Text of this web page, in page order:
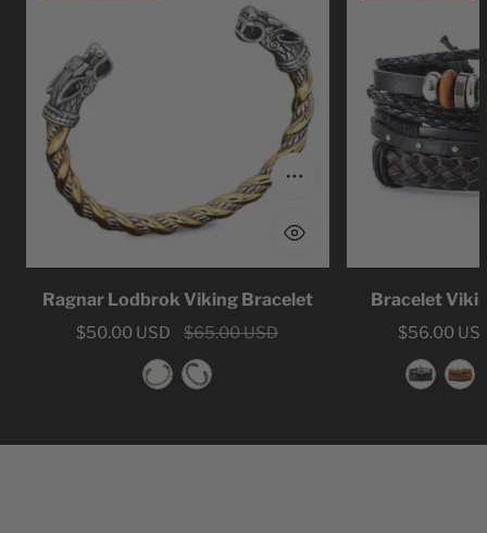
Bracelet
Choose options
Ragnar Lodbrok Viking Bracelet
Sale
$50.00 USD
Regular
$65.00 USD
Viking
Bracelet
Sale
price
$56.00
Regular
price